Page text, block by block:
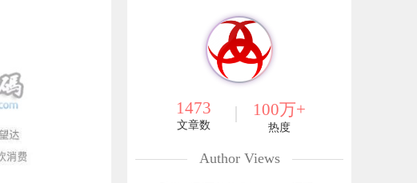
1473
文章数
100万+
热度
Author Views